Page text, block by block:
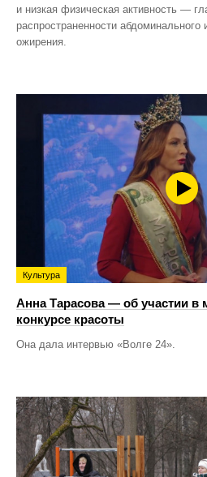
и низкая физическая активность —
распространенности абдоминального
ожирения.
Культура
Анна Тарасова — об участии в
конкурсе красоты
Она дала интервью «Волге 24».